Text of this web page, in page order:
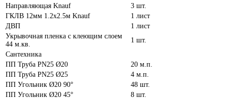
Направляющая Knauf
3 шт.
ГКЛВ 12мм 1.2х2.5м Knauf
1 лист
ДВП
1 лист
Укрывочная пленка с клеющим слоем
44 м.кв.
1 шт.
Сантехника
ПП Труба PN25 Ø20
20 м.п.
ПП Труба PN25 Ø25
4 м.п.
ПП Угольник Ø20 90°
48 шт.
ПП Угольник Ø20 45°
8 шт.